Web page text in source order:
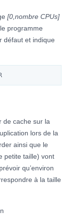
[0,nombre CPUs]
programme
défaut et indique
VALEUR
de cache sur la
lors de la
ainsi que le
petite taille) vont
qu’environ
à la taille